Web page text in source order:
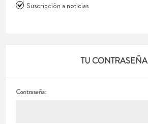
Suscripción a noticias
TU CONTRASEÑA
Contraseña: